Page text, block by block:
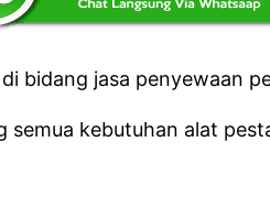
bidang jasa penyewaan
semua kebutuhan alat